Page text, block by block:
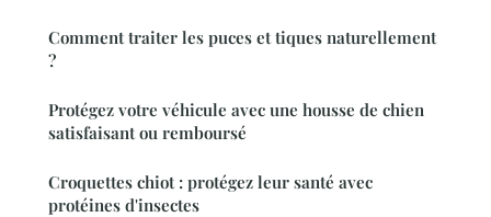
Comment traiter les puces et tiques naturellement
?
Protégez votre véhicule avec une housse de chien
satisfaisant ou remboursé
Croquettes chiot : protégez leur santé avec
protéines d'insectes